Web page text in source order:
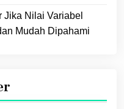
Jika Nilai Variabel
Mudah Dipahami